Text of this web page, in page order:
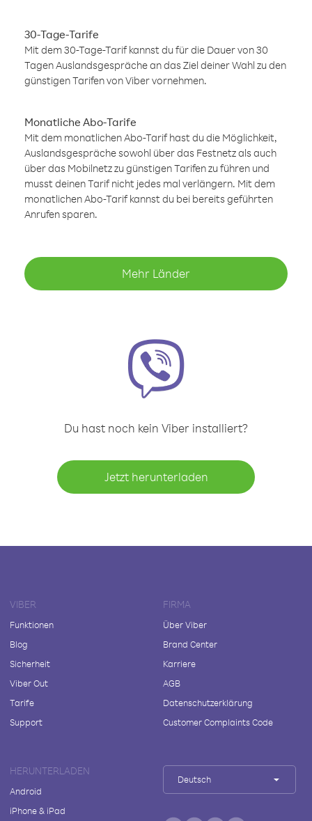
30-Tage-Tarife
Mit dem 30-Tage-Tarif kannst du für die Dauer von 30
Tagen Auslandsgespräche an das Ziel deiner Wahl zu den
günstigen Tarifen von Viber vornehmen.
Monatliche Abo-Tarife
Mit dem monatlichen Abo-Tarif hast du die Möglichkeit,
Auslandsgespräche sowohl über das Festnetz als auch
über das Mobilnetz zu günstigen Tarifen zu führen und
musst deinen Tarif nicht jedes mal verlängern. Mit dem
monatlichen Abo-Tarif kannst du bei bereits geführten
Anrufen sparen.
Mehr Länder
Du hast noch kein Viber installiert?
Jetzt herunterladen
VIBER
Funktionen
Blog
Sicherheit
Viber Out
Tarife
Support
FIRMA
Über Viber
Brand Center
Karriere
AGB
Datenschutzerklärung
Customer Complaints Code
HERUNTERLADEN
Android
iPhone & iPad
Deutsch